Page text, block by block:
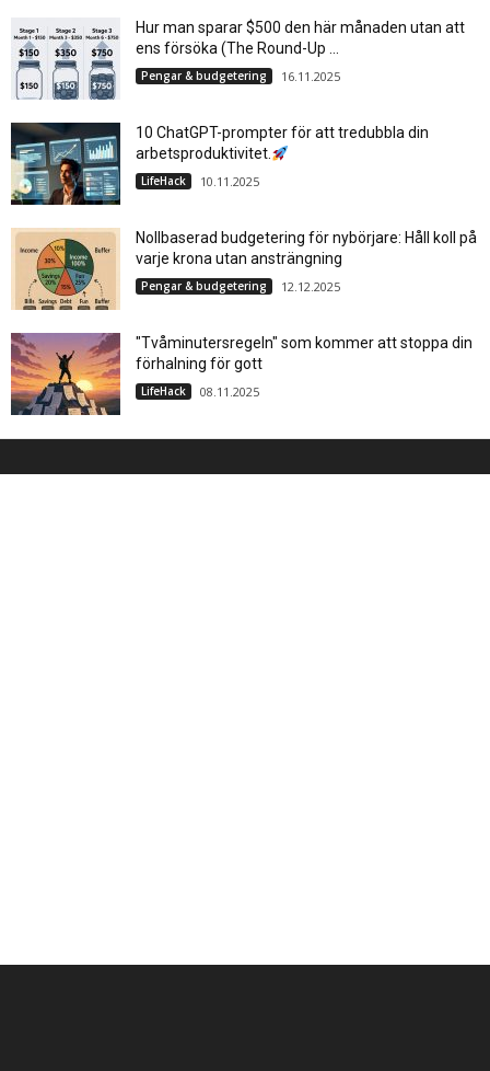
Hur man sparar $500 den här månaden utan att
ens försöka (The Round-Up ...
Pengar & budgetering 16.11.2025
10 ChatGPT-prompter för att tredubbla din
arbetsproduktivitet.
LifeHack 10.11.2025
Nollbaserad budgetering för nybörjare: Håll koll på
varje krona utan ansträngning
Pengar & budgetering 12.12.2025
"Tvåminutersregeln" som kommer att stoppa din
förhalning för gott
LifeHack 08.11.2025